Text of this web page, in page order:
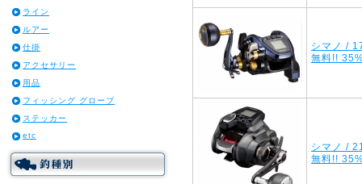
ライン
ルアー
仕掛
アクセサリー
用品
フィッシング グローブ
ステッカー
etc
シマノ /
無料!!
シマノ /
無料!!